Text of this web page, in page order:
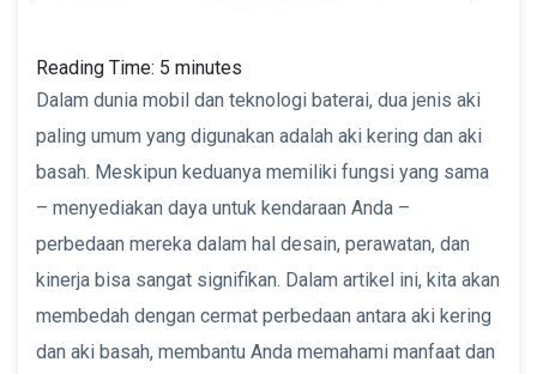
Reading Time: 5 minutes
Dalam dunia mobil dan teknologi baterai, dua jenis aki
paling umum yang digunakan adalah aki kering dan aki
basah. Meskipun keduanya memiliki fungsi yang sama
– menyediakan daya untuk kendaraan Anda –
perbedaan mereka dalam hal desain, perawatan, dan
kinerja bisa sangat signifikan. Dalam artikel ini, kita akan
membedah dengan cermat perbedaan antara aki kering
dan aki basah, membantu Anda memahami manfaat dan